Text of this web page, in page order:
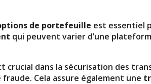
de portefeuille est essentiel
qui peuvent varier d’une
crucial dans la sécurisation des
Cela assure également une